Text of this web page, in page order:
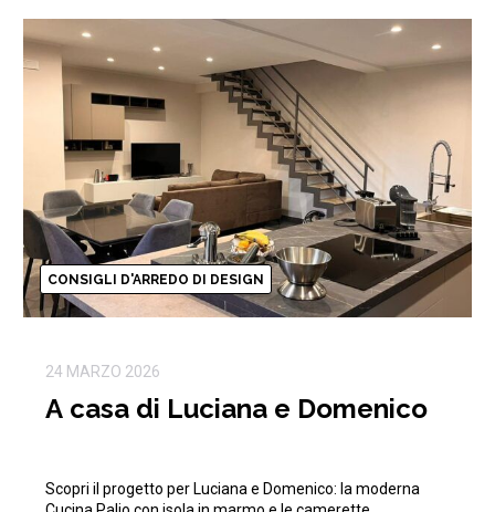
CONSIGLI D'ARREDO DI DESIGN
24 MARZO 2026
A casa di Luciana e Domenico
Scopri il progetto per Luciana e Domenico: la moderna